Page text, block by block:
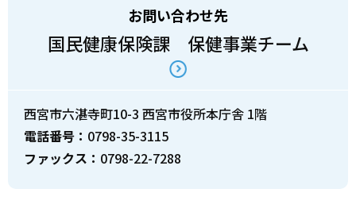
お問い合わせ先
国民健康保険課 保健事業チーム
西宮市六湛寺町10-3 西宮市役所本庁舎 1階
電話番号： 0798-35-3115
ファックス： 0798-22-7288